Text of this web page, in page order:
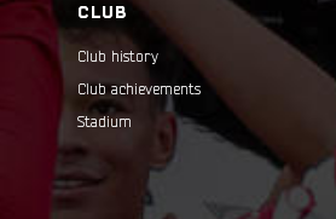
CLUB
Club history
Club achievements
Stadium